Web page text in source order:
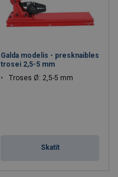
Galda modelis - presknaibles
trosei 2,5-5 mm
Troses Ø: 2,5-5 mm
Skatīt